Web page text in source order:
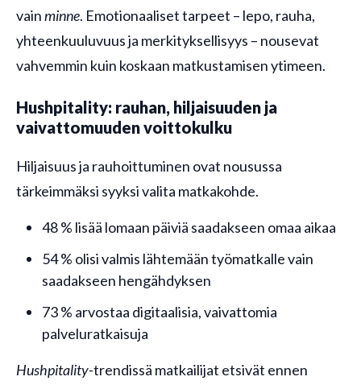
vainminne. Emotionaaliset tarpeet – lepo, rauha,
yhteenkuuluvuus ja merkityksellisyys – nousevat
vahvemmin kuin koskaan matkustamisen ytimeen.
Hushpitality: rauhan, hiljaisuuden ja
vaivattomuuden voittokulku
Hiljaisuus ja rauhoittuminen ovat nousussa
tärkeimmäksi syyksi valita matkakohde.
48 % lisää lomaan päiviä saadakseen omaa aikaa
54 % olisi valmis lähtemään työmatkalle vain
saadakseen hengähdyksen
73 % arvostaa digitaalisia, vaivattomia
palveluratkaisuja
Hushpitality-trendissä matkailijat etsivät ennen